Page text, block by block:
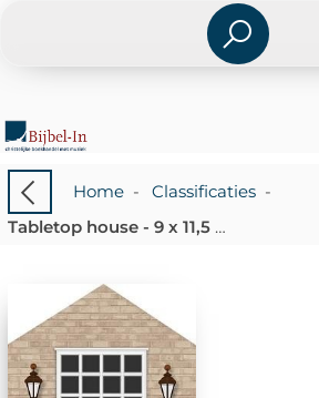
Home- Classificaties-
Tabletop house - 9 x 11,5 cm - Worry less live more - 656200927755